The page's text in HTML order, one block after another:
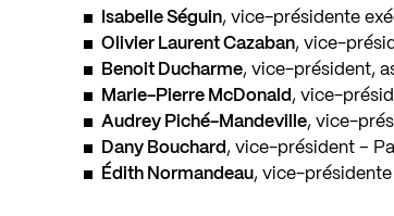
Isabelle Séguin, vice-présidente
Olivier Laurent Cazaban, vice-
Benoit Ducharme, vice-président,
Marie-Pierre McDonald , vice-
Audrey Piché-Mandeville, vice-
Dany Bouchard , vice-président –
Édith Normandeau, vice-présidente